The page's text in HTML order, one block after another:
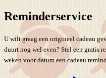
Reminderservice
U wilt graag een origineel cadeau
duurt nog wel even? Stel een gratis
weken voor datum een cadeau